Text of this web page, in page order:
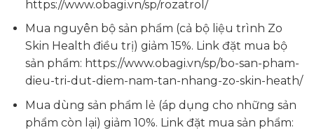
https://www.obagi.vn/sp/rozatrol/
Mua nguyên bộ sản phẩm (cả bộ liệu trình Zo
Skin Health điều trị) giảm 15%. Link đặt mua bộ
sản phẩm: https://www.obagi.vn/sp/bo-san-pham-
dieu-tri-dut-diem-nam-tan-nhang-zo-skin-heath/
Mua dùng sản phẩm lẻ (áp dụng cho những sản
phẩm còn lại) giảm 10%. Link đặt mua sản phẩm: